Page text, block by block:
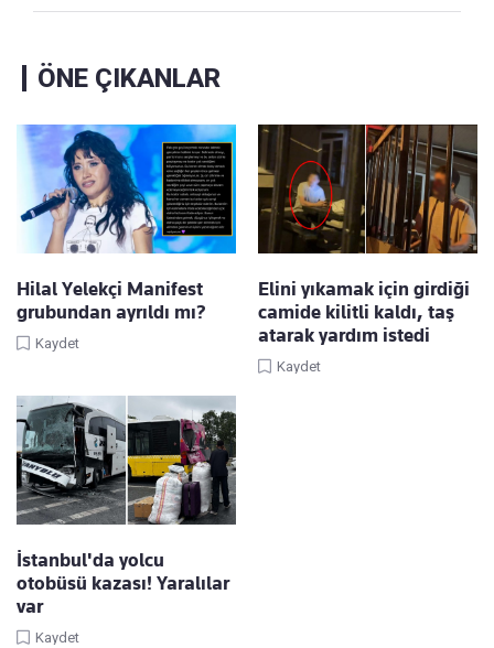
ÖNE ÇIKANLAR
Hilal Yelekçi Manifest
grubundan ayrıldı mı?
Kaydet
Elini yıkamak için girdiği
camide kilitli kaldı, taş
atarak yardım istedi
Kaydet
İstanbul'da yolcu
otobüsü kazası! Yaralılar
var
Kaydet